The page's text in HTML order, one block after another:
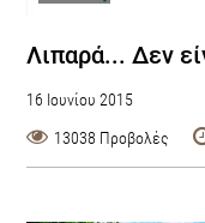
Λιπαρά... Δεν
16 Ιουνίου 2015
13038 Προβολές